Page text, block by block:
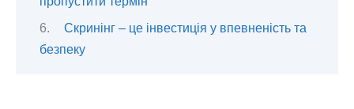
Скринінг – це інвестиція у впевненість та
безпеку